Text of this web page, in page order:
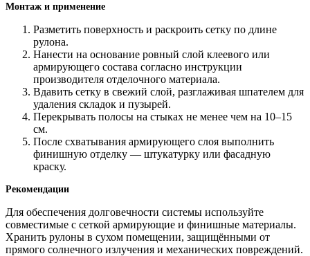
Монтаж и применение
Разметить поверхность и раскроить сетку по длине
рулона.
Нанести на основание ровный слой клеевого или
армирующего состава согласно инструкции
производителя отделочного материала.
Вдавить сетку в свежий слой, разглаживая шпателем для
удаления складок и пузырей.
Перекрывать полосы на стыках не менее чем на 10–15
см.
После схватывания армирующего слоя выполнить
финишную отделку — штукатурку или фасадную
краску.
Рекомендации
Для обеспечения долговечности системы используйте
совместимые с сеткой армирующие и финишные материалы.
Хранить рулоны в сухом помещении, защищёнными от
прямого солнечного излучения и механических повреждений.